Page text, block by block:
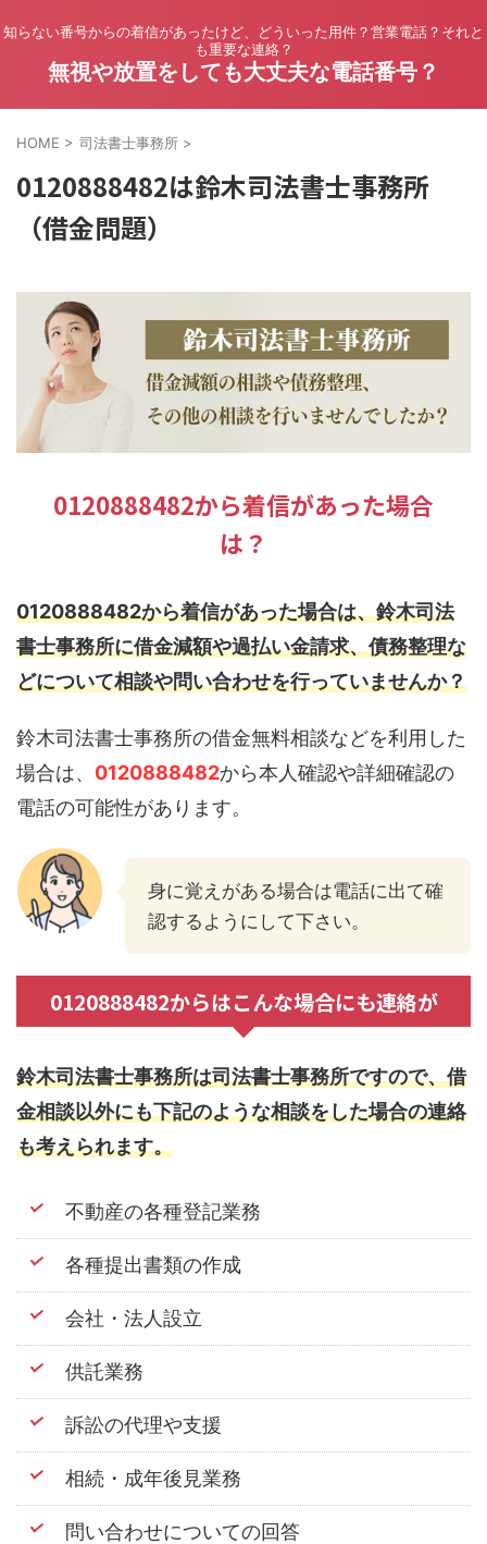
知らない番号からの着信があったけど、どういった用件？営業電話？それと
も重要な連絡？
無視や放置をしても大丈夫な電話番号？
HOME > 司法書士事務所 >
0120888482は鈴木司法書士事務所
（借金問題）
0120888482から着信があった場合
は？
0120888482から着信があった場合は、鈴木司法
書士事務所に借金減額や過払い金請求、債務整理な
どについて相談や問い合わせを行っていませんか？
鈴木司法書士事務所の借金無料相談などを利用した
場合は、 0120888482から本人確認や詳細確認の
電話の可能性があります。
身に覚えがある場合は電話に出て確
認するようにして下さい。
0120888482からはこんな場合にも連絡が
鈴木司法書士事務所は司法書士事務所ですので、借
金相談以外にも下記のような相談をした場合の連絡
も考えられます。
不動産の各種登記業務
各種提出書類の作成
会社・法人設立
供託業務
訴訟の代理や支援
相続・成年後見業務
問い合わせについての回答